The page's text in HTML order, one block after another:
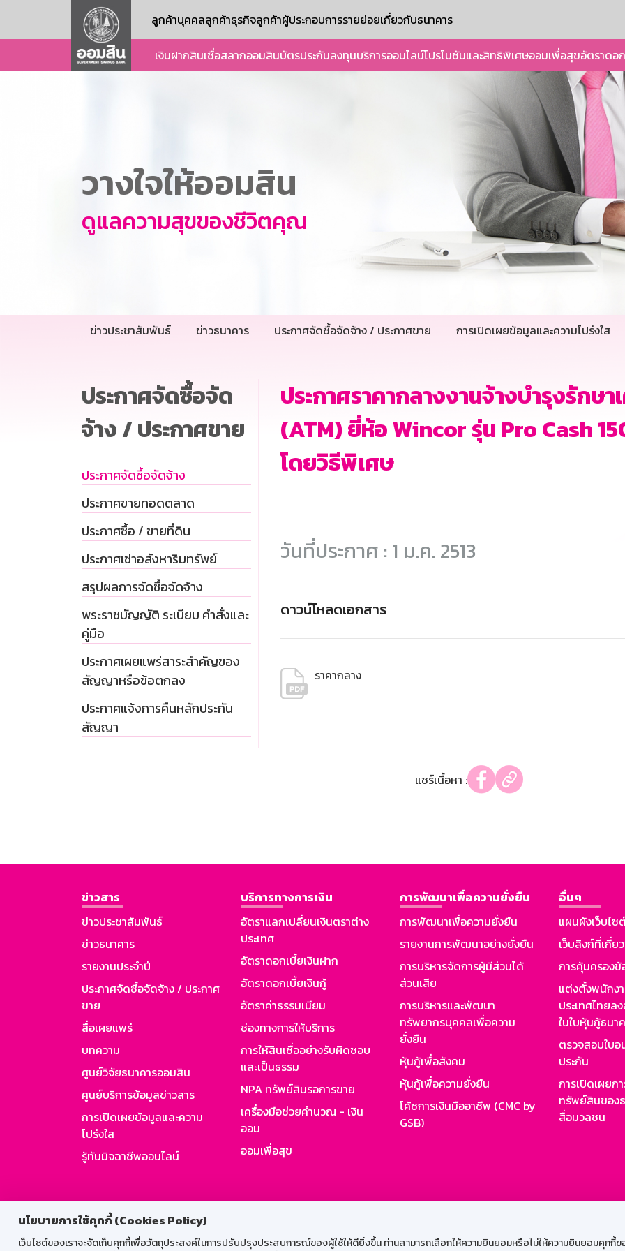
นโยบายการใช้คุกกี้ (Cookies Policy)
เว็บไซต์ของเราจะจัดเก็บคุกกี้เพื่อวัตถุประสงค์ในการปรับปรุงประสบการณ์ของผู้ใช้ให้ดียิ่งขึ้น ท่านสามารถเลือกให้ความยินยอมหรือไม่ให้ความยินยอมคุกกี้ข
ลูกค้าบุคคลลูกค้าธุรกิจลูกค้าผู้ประกอบการรายย่อยเกี่ยวกับธนาคาร
เงินฝากสินเชื่อสลากออมสินบัตรประกันลงทุนบริการออนไลน์โปรโมชันและสิทธิพิเศษออมเพื่อสุขอัตราดอ
วางใจให้ออมสิน
ดูแลความสุขของชีวิตคุณ
ข่าวประชาสัมพันธ์ ข่าวธนาคาร ประกาศจัดซื้อจัดจ้าง / ประกาศขาย การเปิดเผยข้อมูลและความโปร่งใส
ประกาศจัดซื้อจัด
จ้าง / ประกาศขาย
ประกาศจัดซื้อจัดจ้าง
ประกาศขายทอดตลาด
ประกาศซื้อ / ขายที่ดิน
ประกาศเช่าอสังหาริมทรัพย์
สรุปผลการจัดซื้อจัดจ้าง
พระราชบัญญัติ ระเบียบ คำสั่งและ
คู่มือ
ประกาศเผยแพร่สาระสำคัญของ
สัญญาหรือข้อตกลง
ประกาศแจ้งการคืนหลักประกัน
สัญญา
ประกาศราคากลางงานจ้างบำรุงรักษ
(ATM) ยี่ห้อ Wincor รุ่น Pro Cash
โดยวิธีพิเศษ
วันที่ประกาศ : 1 ม.ค. 2513
ดาวน์โหลดเอกสาร
ราคากลาง
แชร์เนื้อหา :
ข่าวสาร
ข่าวประชาสัมพันธ์
ข่าวธนาคาร
รายงานประจำปี
ประกาศจัดซื้อจัดจ้าง / ประกาศ
ขาย
สื่อเผยแพร่
บทความ
ศูนย์วิจัยธนาคารออมสิน
ศูนย์บริการข้อมูลข่าวสาร
การเปิดเผยข้อมูลและความ
โปร่งใส
รู้ทันมิจฉาชีพออนไลน์
บริการทางการเงิน
อัตราแลกเปลี่ยนเงินตราต่าง
ประเทศ
อัตราดอกเบี้ยเงินฝาก
อัตราดอกเบี้ยเงินกู้
อัตราค่าธรรมเนียม
ช่องทางการให้บริการ
การให้สินเชื่ออย่างรับผิดชอบ
และเป็นธรรม
NPA ทรัพย์สินรอการขาย
เครื่องมือช่วยคำนวณ - เงิน
ออม
ออมเพื่อสุข
การพัฒนาเพื่อความยั่งยืน
การพัฒนาเพื่อความยั่งยืน
รายงานการพัฒนาอย่างยั่งยืน
การบริหารจัดการผู้มีส่วนได้
ส่วนเสีย
การบริหารและพัฒนา
ทรัพยากรบุคคลเพื่อความ
ยั่งยืน
หุ้นกู้เพื่อสังคม
หุ้นกู้เพื่อความยั่งยืน
โค้ชการเงินมืออาชีพ (CMC by
GSB)
อื่นๆ
แผนผังเว็บไซ
เว็บลิงก์ที่เกี่ย
การคุ้มครอง
แต่งตั้งพนักง
ประเทศไทยล
ในใบหุ้นกู้ธนา
ตรวจสอบใบ
ประกัน
การเปิดเผยก
ทรัพย์สินของ
สื่อมวลชน